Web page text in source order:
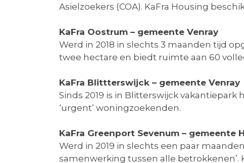
Asielzoekers (COA). KaFra Housing
KaFra Oostrum – gemeente Venray
Werd in 2018 in slechts 3 maanden tijd
twee hectare en biedt ruimte aan 60
KaFra Blittterswijck – gemeente Venray
Sinds 2019 is in Blitterswijck
‘urgent’ woningzoekenden.
KaFra Greenport Sevenum – gemeente
Werd in 2019 in slechts een paar
samenwerking tussen alle